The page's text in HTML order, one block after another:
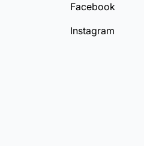
Facebook
Instagram